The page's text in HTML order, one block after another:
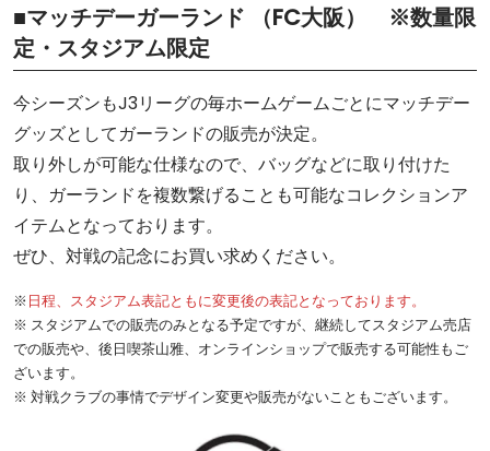
■マッチデーガーランド （FC大阪） ※数量限
定・スタジアム限定
今シーズンもJ3リーグの毎ホームゲームごとにマッチデー
グッズとしてガーランドの販売が決定。
取り外しが可能な仕様なので、バッグなどに取り付けた
り、ガーランドを複数繋げることも可能なコレクションア
イテムとなっております。
ぜひ、対戦の記念にお買い求めください。
※ 日程、スタジアム表記ともに変更後の表記となっております。
※ スタジアムでの販売のみとなる予定ですが、継続してスタジアム売店
での販売や、後日喫茶山雅、オンラインショップで販売する可能性もご
ざいます。
※ 対戦クラブの事情でデザイン変更や販売がないこともございます。